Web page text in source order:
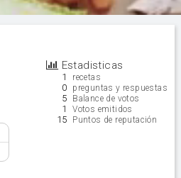
Estadisticas
1 recetas
0 preguntas y respuestas
5 Balance de votos
1 Votos emitidos
15 Puntos de reputación